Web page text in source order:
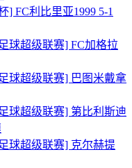
] FC利比里亚1999 5-1
球超级联赛] FC加格拉
球超级联赛] 巴图米戴拿
球超级联赛] 第比利斯迪
球超级联赛] 克尔赫提